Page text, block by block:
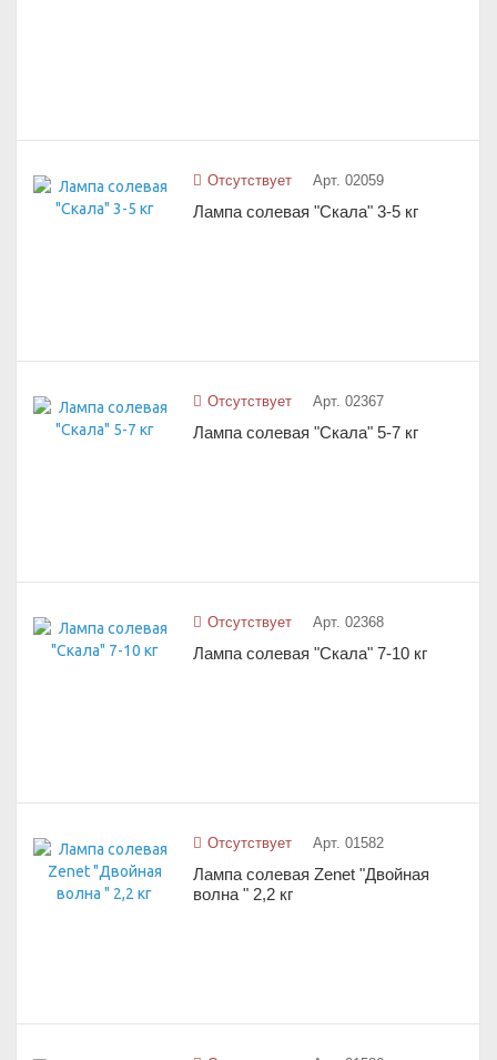
Отсутствует Арт. 02059
Лампа солевая "Скала" 3-5 кг
Отсутствует Арт. 02367
Лампа солевая "Скала" 5-7 кг
Отсутствует Арт. 02368
Лампа солевая "Скала" 7-10 кг
Отсутствует Арт. 01582
Лампа солевая Zenet "Двойная
волна " 2,2 кг